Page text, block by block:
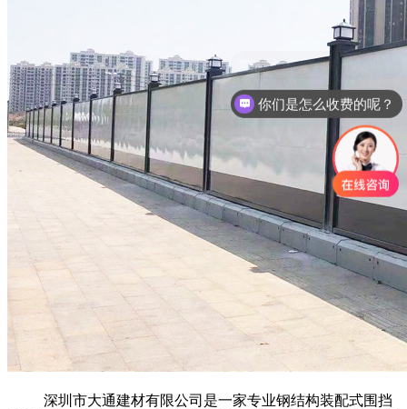
深圳市大通建材有限公司是一家专业钢结构装配式围挡
你们是怎么收费的呢？